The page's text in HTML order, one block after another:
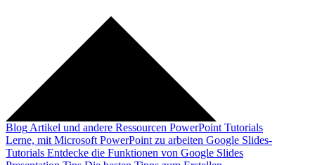
Blog Artikel und andere Ressourcen PowerPoint Tutorials
Lerne, mit Microsoft PowerPoint zu arbeiten Google Slides-
Tutorials Entdecke die Funktionen von Google Slides